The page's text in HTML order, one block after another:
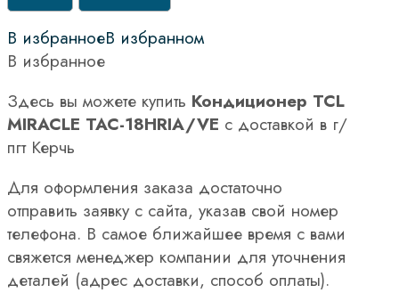
В избранноеВ избранном
В избранное
Здесь вы можете купить Кондиционер TCL
MIRACLE TAC-18HRIA/VE с доставкой в г/
пгт Керчь
Для оформления заказа достаточно
отправить заявку с сайта, указав свой номер
телефона. В самое ближайшее время с вами
свяжется менеджер компании для уточнения
деталей (адрес доставки, способ оплаты).